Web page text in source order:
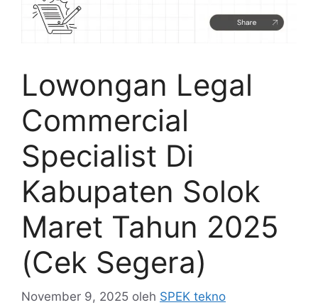
Lowongan Legal
Commercial
Specialist Di
Kabupaten Solok
Maret Tahun 2025
(Cek Segera)
November 9, 2025 oleh SPEK tekno